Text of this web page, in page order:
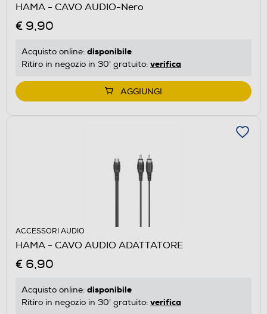
HAMA - CAVO AUDIO-Nero
€ 9,90
Acquisto online: disponibile
Ritiro in negozio in 30' gratuito: verifica
AGGIUNGI
ACCESSORI AUDIO
HAMA - CAVO AUDIO ADATTATORE
€ 6,90
Acquisto online: disponibile
Ritiro in negozio in 30' gratuito: verifica